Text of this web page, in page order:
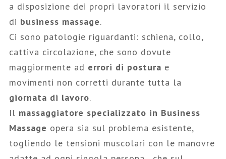
a disposizione dei propri lavoratori il servizio
di business massage.
Ci sono patologie riguardanti: schiena, collo,
cattiva circolazione, che sono dovute
maggiormente ad errori di postura e
movimenti non corretti durante tutta la
giornata di lavoro.
Il massaggiatore specializzato in Business
Massage opera sia sul problema esistente,
togliendo le tensioni muscolari con le manovre